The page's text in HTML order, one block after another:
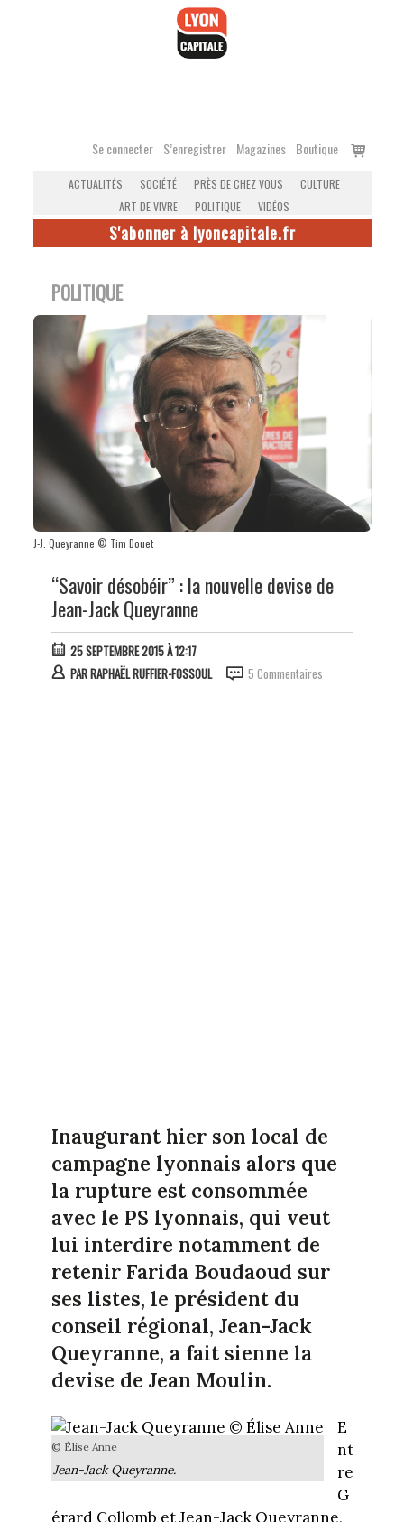
Se connecter S’enregistrer Magazines Boutique
Voir
ACTUALITÉS SOCIÉTÉ PRÈS DE CHEZ VOUS
CULTURE
ART DE VIVRE
POLITIQUE VIDÉOS
S'abonner à lyoncapitale.fr
POLITIQUE
J-J. Queyranne © Tim Douet
“Savoir désobéir” : la nouvelle devise de
Jean-Jack Queyranne
25 SEPTEMBRE 2015 À 12:17
PARRAPHAËL RUFFIER-FOSSOUL 5 Commentaires
Inaugurant hier son local de
campagne lyonnais alors que
la rupture est consommée
avec le PS lyonnais, qui veut
lui interdire notamment de
retenir Farida Boudaoud sur
ses listes, le président du
conseil régional, Jean-Jack
Queyranne, a fait sienne la
devise de Jean Moulin.
© Élise Anne
Jean-Jack Queyranne.
E
nt
re
G
érard Collomb et Jean-Jack Queyranne,